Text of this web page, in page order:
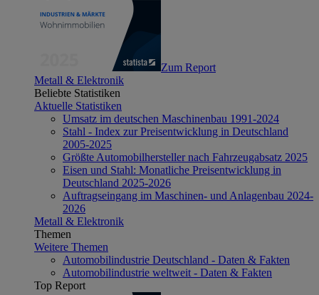
Zum Report
Metall & Elektronik
Beliebte Statistiken
Aktuelle Statistiken
Umsatz im deutschen Maschinenbau 1991-2024
Stahl - Index zur Preisentwicklung in Deutschland
2005-2025
Größte Automobilhersteller nach Fahrzeugabsatz 2025
Eisen und Stahl: Monatliche Preisentwicklung in
Deutschland 2025-2026
Auftragseingang im Maschinen- und Anlagenbau 2024-
2026
Metall & Elektronik
Themen
Weitere Themen
Automobilindustrie Deutschland - Daten & Fakten
Automobilindustrie weltweit - Daten & Fakten
Top Report